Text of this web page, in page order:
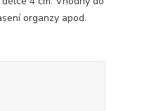
organzy apod.